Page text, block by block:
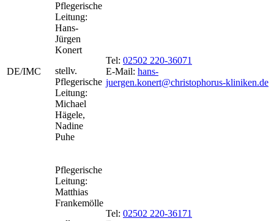
DE/IMC
Pflegerische
Leitung:
Hans-
Jürgen
Konert
stellv.
Pflegerische
Leitung:
Michael
Hägele,
Nadine
Puhe
Tel: 02502 220-36071
E-Mail: hans-
juergen.konert@christophorus-kliniken.de
Pflegerische
Leitung:
Matthias
Frankemölle
Tel: 02502 220-36171